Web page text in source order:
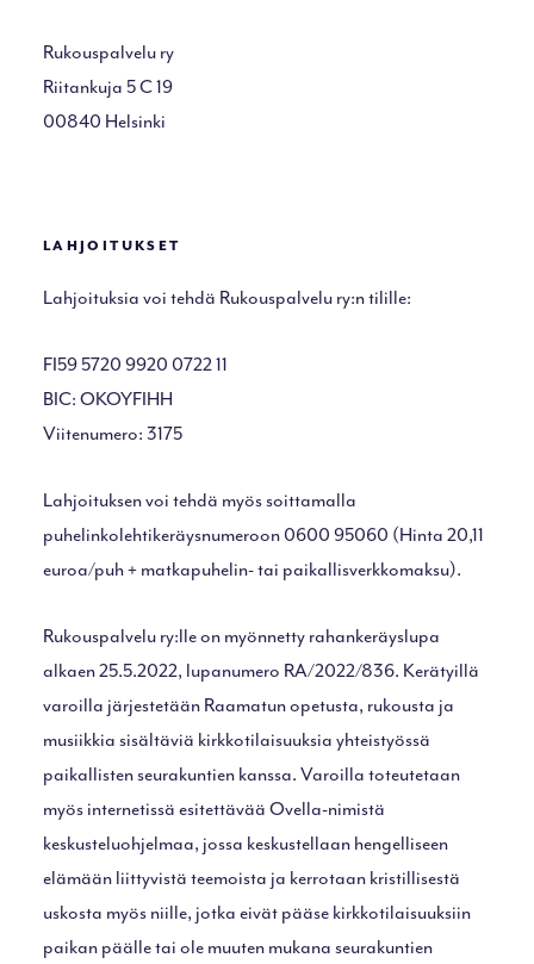
Rukouspalvelu ry
Riitankuja 5 C 19
00840 Helsinki
LAHJOITUKSET
Lahjoituksia voi tehdä Rukouspalvelu ry:n tilille:
FI59 5720 9920 0722 11
BIC: OKOYFIHH
Viitenumero: 3175
Lahjoituksen voi tehdä myös soittamalla
puhelinkolehtikeräysnumeroon 0600 95060 (Hinta 20,11
euroa/puh + matkapuhelin- tai paikallisverkkomaksu).
Rukouspalvelu ry:lle on myönnetty rahankeräyslupa
alkaen 25.5.2022, lupanumero RA/2022/836. Kerätyillä
varoilla järjestetään Raamatun opetusta, rukousta ja
musiikkia sisältäviä kirkkotilaisuuksia yhteistyössä
paikallisten seurakuntien kanssa. Varoilla toteutetaan
myös internetissä esitettävää Ovella-nimistä
keskusteluohjelmaa, jossa keskustellaan hengelliseen
elämään liittyvistä teemoista ja kerrotaan kristillisestä
uskosta myös niille, jotka eivät pääse kirkkotilaisuuksiin
paikan päälle tai ole muuten mukana seurakuntien